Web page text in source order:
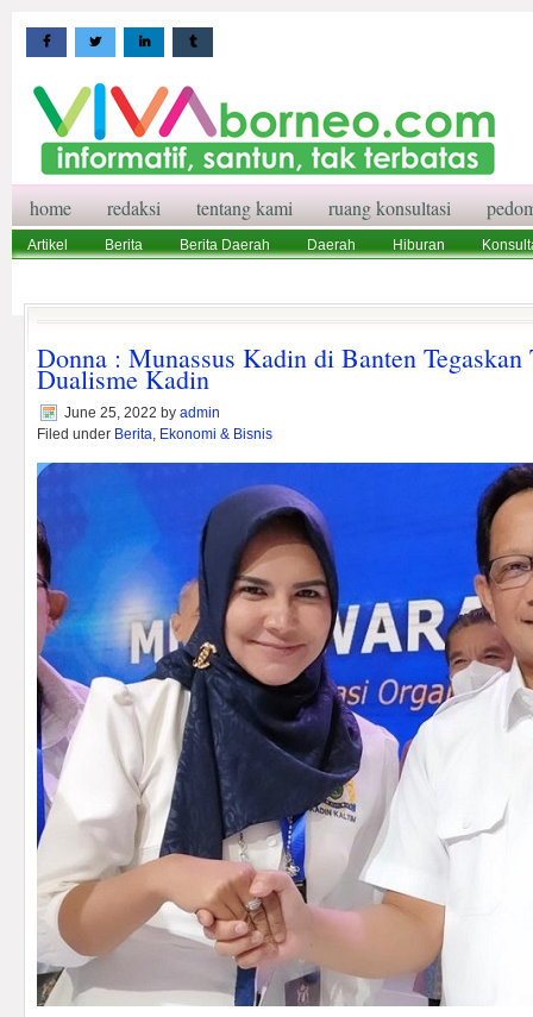
home redaksi tentang kami ruang konsultasi
Artikel Berita Berita Daerah Daerah Hiburan
Donna : Munassus Kadin di Banten
Dualisme Kadin
June 25, 2022 by admin
Filed under Berita, Ekonomi & Bisnis